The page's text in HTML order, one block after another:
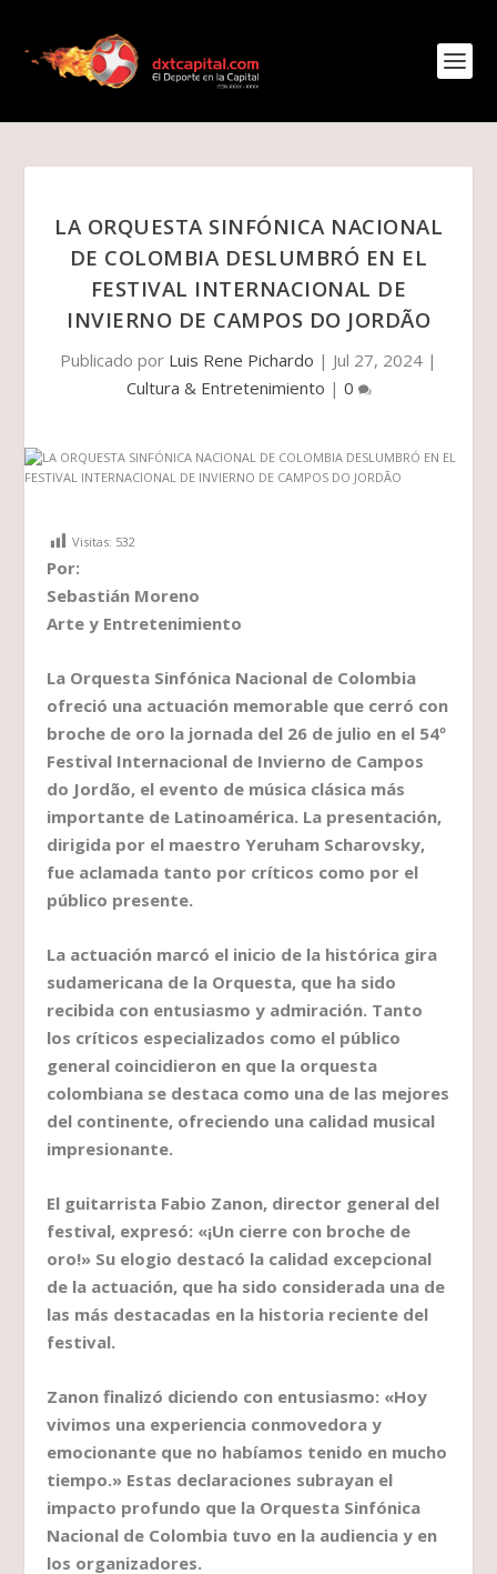
LA ORQUESTA SINFÓNICA NACIONAL
DE COLOMBIA DESLUMBRÓ EN EL
FESTIVAL INTERNACIONAL DE
INVIERNO DE CAMPOS DO JORDÃO
Publicado por Luis Rene Pichardo | Jul 27, 2024 |
Cultura & Entretenimiento | 0
Visitas: 532
Por:
Sebastián Moreno
Arte y Entretenimiento
La Orquesta Sinfónica Nacional de Colombia
ofreció una actuación memorable que cerró con
broche de oro la jornada del 26 de julio en el 54º
Festival Internacional de Invierno de Campos
do Jordão, el evento de música clásica más
importante de Latinoamérica. La presentación,
dirigida por el maestro Yeruham Scharovsky,
fue aclamada tanto por críticos como por el
público presente.
La actuación marcó el inicio de la histórica gira
sudamericana de la Orquesta, que ha sido
recibida con entusiasmo y admiración. Tanto
los críticos especializados como el público
general coincidieron en que la orquesta
colombiana se destaca como una de las mejores
del continente, ofreciendo una calidad musical
impresionante.
El guitarrista Fabio Zanon, director general del
festival, expresó: «¡Un cierre con broche de
oro!» Su elogio destacó la calidad excepcional
de la actuación, que ha sido considerada una de
las más destacadas en la historia reciente del
festival.
Zanon finalizó diciendo con entusiasmo: «Hoy
vivimos una experiencia conmovedora y
emocionante que no habíamos tenido en mucho
tiempo.» Estas declaraciones subrayan el
impacto profundo que la Orquesta Sinfónica
Nacional de Colombia tuvo en la audiencia y en
los organizadores.